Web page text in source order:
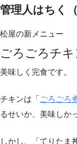
管理人はちく（
松屋の新メニュー
ごろごろチ
美味しく完食です。
チキンは「 ごろごろ
るせいか、美味しか
しかし、「てりたま